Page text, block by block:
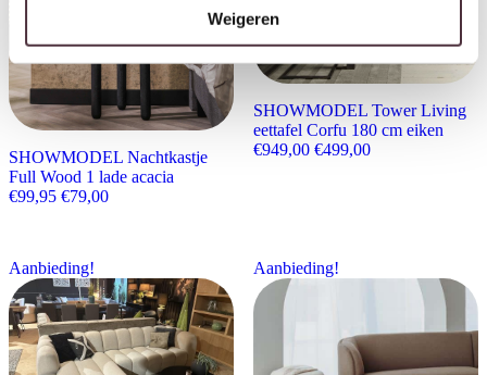
Weigeren
SHOWMODEL Nachtkastje
Full Wood 1 lade acacia
€99,95 Oorspronkelijke prijs was: €99,95.
€79,00Huidige prijs is: €79,00.
SHOWMODEL Tower Living
eettafel Corfu 180 cm eiken
€949,00 Oorspronkelijke prijs
€499,00Huidige prijs is:
Aanbieding! Aanbieding!